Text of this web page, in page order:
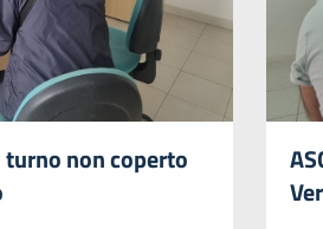
turno non coperto